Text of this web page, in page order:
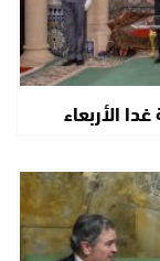
الأربعاء